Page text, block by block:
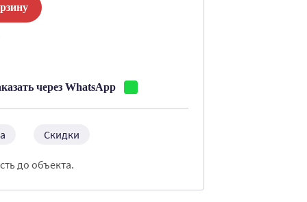
через WhatsApp
Скидки
до объекта.